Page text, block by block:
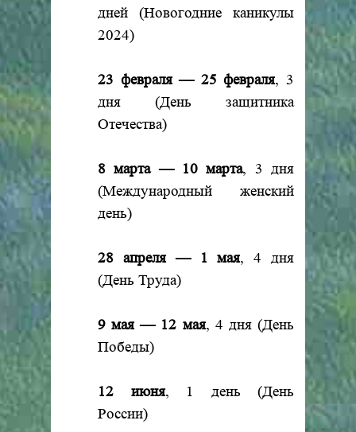
дней (Новогодние каникулы
2024)
23 февраля — 25 февраля, 3
дня (День защитника
Отечества)
8 марта — 10 марта, 3 дня
(Международный женский
день)
28 апреля — 1 мая, 4 дня
(День Труда)
9 мая — 12 мая, 4 дня (День
Победы)
12 июня, 1 день (День
России)